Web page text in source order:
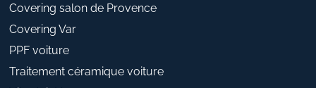
Covering salon de Provence
Covering Var
PPF voiture
Traitement céramique voiture